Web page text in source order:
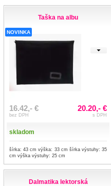
Taška na albu
NOVINKA
16.42,- €
bez DPH
20.20,- €
s DPH
skladom
šírka: 43 cm výška: 33 cm šírka výstuhy: 35
cm výška výstuhy: 25 cm
Dalmatika lektorská